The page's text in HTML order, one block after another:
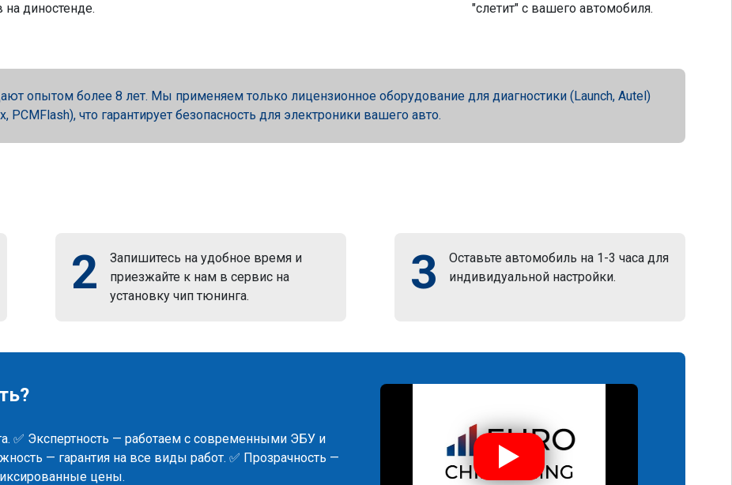
на диностенде.
"слетит" с вашего автомобиля.
опытом более 8 лет. Мы применяем только лицензионное оборудование для диагностики (Launch, Autel)
PCMFlash), что гарантирует безопасность для электроники вашего авто.
2
Запишитесь на удобное время и
приезжайте к нам в сервис на
установку чип тюнинга.
3
Оставьте автомобиль на 1-3 часа для
индивидуальной настройки.
✅ Экспертность — работаем с современными ЭБУ и
— гарантия на все виды работ. ✅ Прозрачность —
цены.